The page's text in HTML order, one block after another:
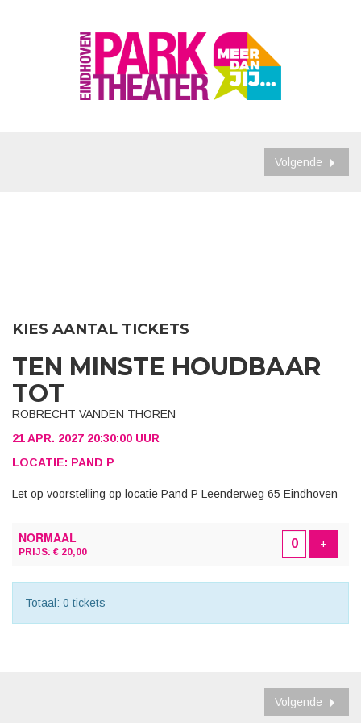
Volgende
KIES AANTAL TICKETS
TEN MINSTE HOUDBAAR
TOT
ROBRECHT VANDEN THOREN
21 APR. 2027 20:30:00 UUR
LOCATIE: PAND P
Let op voorstelling op locatie Pand P Leenderweg 65 Eindhoven
NORMAAL
PRIJS: € 20,00
+
Totaal: 0 tickets
Volgende